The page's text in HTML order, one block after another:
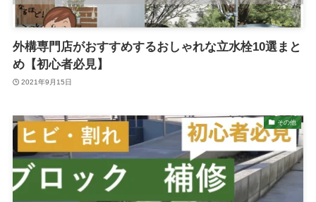
外構専門店がおすすめするおしゃれな立水栓10選まと
め【初心者必見】
2021年9月15日
その他